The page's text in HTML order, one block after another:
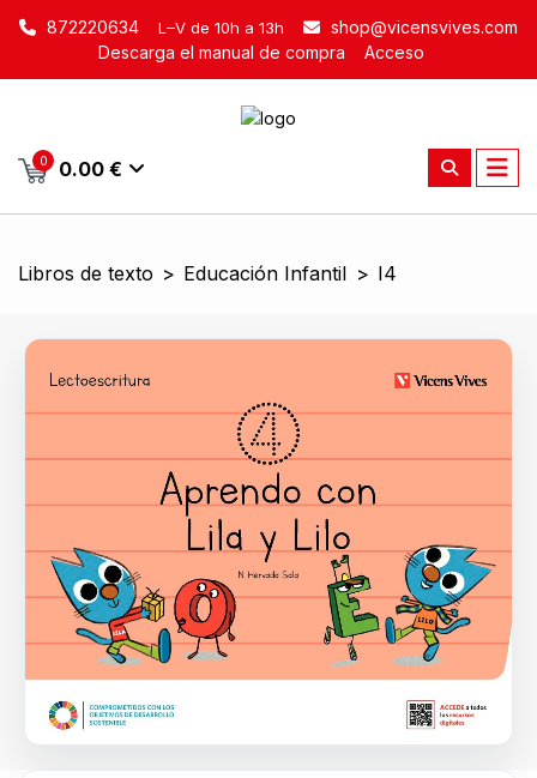
872220634 L–V de 10h a 13h
shop@vicensvives.com
Descarga el manual de compra
Acceso
0 0.00 €
Libros de texto > Educación Infantil > I4